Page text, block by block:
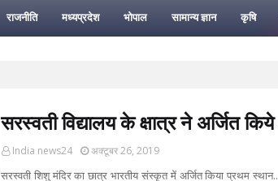
राजनीति मध्यप्रदेश भोपाल सामान्य ज्ञान कृषि
सरस्वती विद्यालय के क्षात्र ने अर्जित
India news24 अक्टूबर 26, 2019
सरस्वती शिशु मंदिर का छात्र भारतीय संस्कृत में अर्जित किया प्रथम